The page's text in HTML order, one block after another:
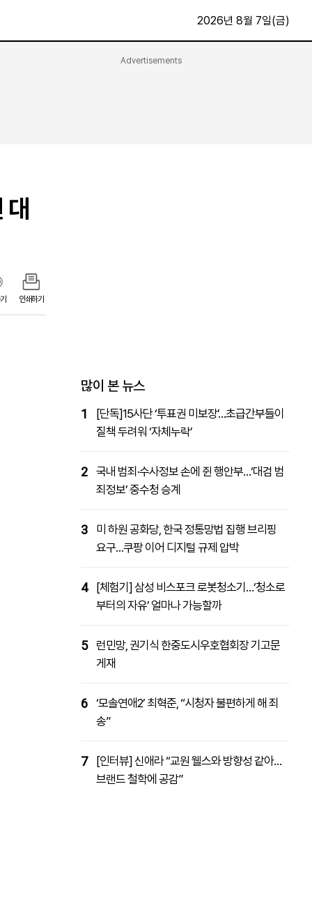
2026년 8월 7일(금)
Advertisements
인쇄하기
많이 본 뉴스
1
[단독]15사단 ‘투표권 미보장’…초급간부들이
질책 두려워 ‘자체누락’
2 국내 범죄·수사정보 손에 쥔 행안부…‘대검 범
죄정보’ 중수청 승계
3
미 하원 공화당, 한국 정통망법 집행 브리핑
요구…쿠팡 이어 디지털 규제 압박
4
[체험기] 삼성 비스포크 로봇청소기…‘청소로
부터의 자유’ 얼마나 가능할까
5
런민망, 권기식 한중도시우호협회장 기고문
게재
6 ‘모솔연애2’ 최혁준, “시청자 불편하게 해 죄
송”
7
[인터뷰] 신애라 “교원 웰스와 방향성 같아…
브랜드 철학에 공감”